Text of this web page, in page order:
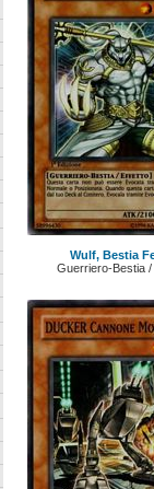
Wulf, Bestia
Guerriero-Bestia